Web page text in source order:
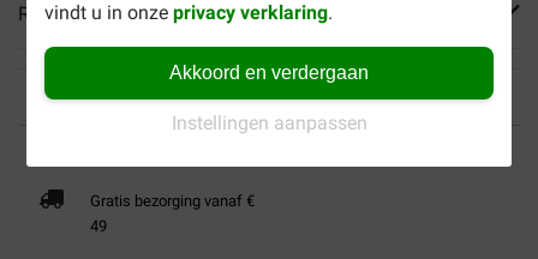
vindt u in onzeprivacy verklaring.
Akkoord en verdergaan
Instellingen aanpassen
Reviews
Gratis bezorging vanaf €
49